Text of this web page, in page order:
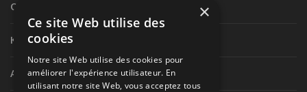
Circuit routier canadien
Karting
Autres séries nationales
×
Ce site Web utilise des
cookies
Notre site Web utilise des cookies pour
améliorer l'expérience utilisateur. En
utilisant notre site Web, vous acceptez tous